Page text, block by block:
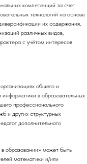
компетенций за счет
технологий на основе
их содержания,
различных видов,
с учётом интересов
общего и
в образовательных
профессионального
и других структурных
дополнительного
образовании» может быть
математики и/или